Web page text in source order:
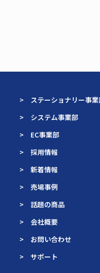
> ステーショナリー事業
> システム事業部
> EC事業部
> 採用情報
> 新着情報
> 売場事例
> 話題の商品
> 会社概要
> お問い合わせ
> サポート